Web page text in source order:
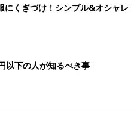
にくぎづけ！シンプル&オシャレ
以下の人が知るべき事